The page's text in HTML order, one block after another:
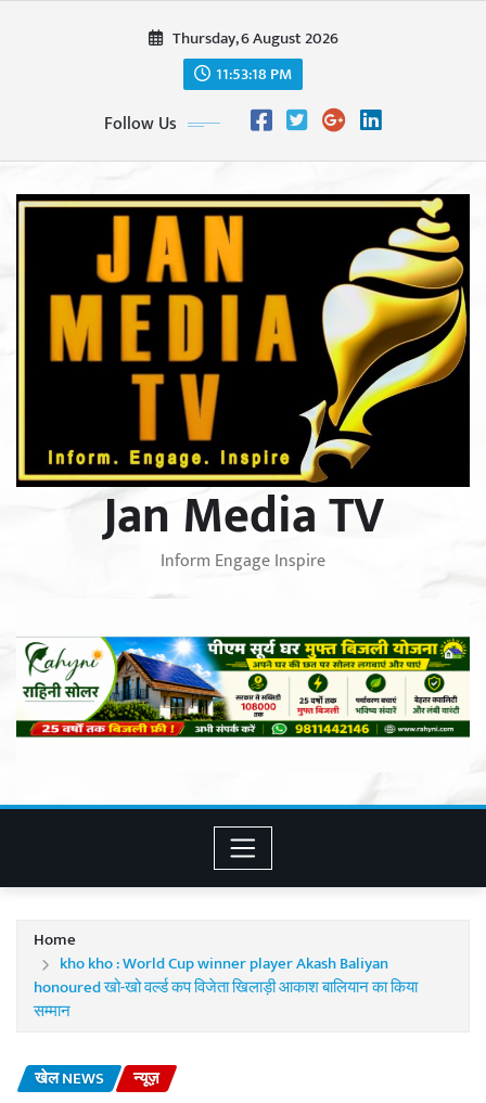
Thursday, 6 August 2026
11:53:20 PM
Follow Us
Jan Media TV
Inform Engage Inspire
Home
kho kho : World Cup winner player Akash Baliyan
honoured खो-खो वर्ल्ड कप विजेता खिलाड़ी आकाश बालियान का किया
सम्मान
खेल NEWS न्यूज़